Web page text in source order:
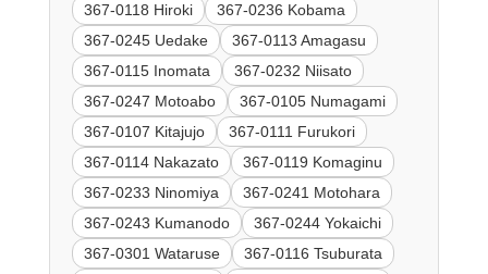
367-0118 Hiroki
367-0236 Kobama
367-0245 Uedake
367-0113 Amagasu
367-0115 Inomata
367-0232 Niisato
367-0247 Motoabo
367-0105 Numagami
367-0107 Kitajujo
367-0111 Furukori
367-0114 Nakazato
367-0119 Komaginu
367-0233 Ninomiya
367-0241 Motohara
367-0243 Kumanodo
367-0244 Yokaichi
367-0301 Wataruse
367-0116 Tsuburata